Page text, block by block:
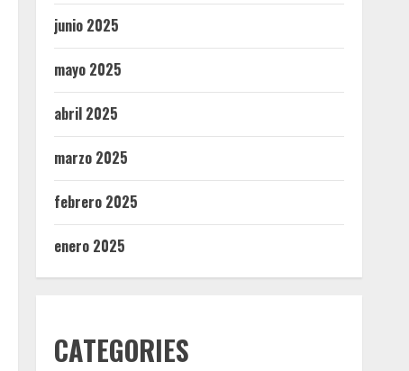
junio 2025
mayo 2025
abril 2025
marzo 2025
febrero 2025
enero 2025
CATEGORIES